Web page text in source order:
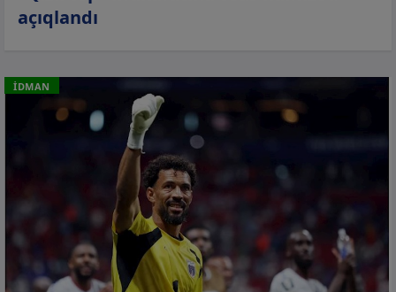
açıqlandı
İDMAN